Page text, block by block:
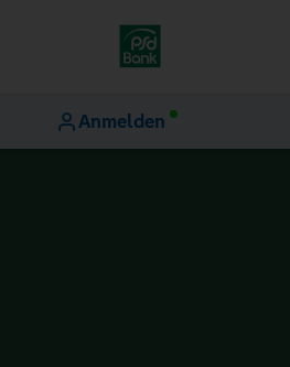
Anmelden